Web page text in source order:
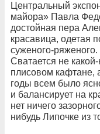
Центральный
майора» Павла
достойная пера
красавица, одетая
суженого-
Сватается не
плисовом кафтане,
годы всем было
и балансирует на
нет ничего
нибудь Липочке из